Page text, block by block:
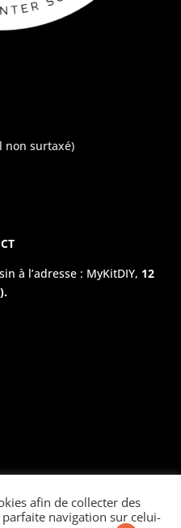
non surtaxé)
à l’adresse : MyKitDIY, 12
afin de collecter des
navigation sur celui-